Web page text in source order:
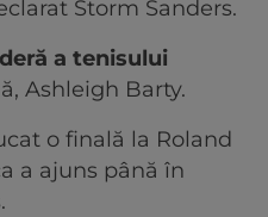
Storm Sanders.
a tenisului
Ashleigh Barty.
o finală la Roland
a ajuns până în